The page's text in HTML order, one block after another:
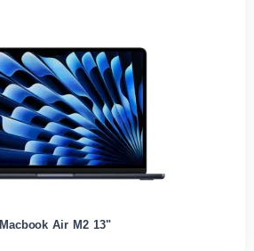
Macbook Air M2 13"